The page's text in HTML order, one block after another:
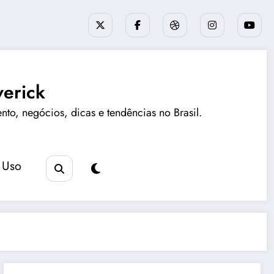
negócios, dicas e tendências no Brasil.